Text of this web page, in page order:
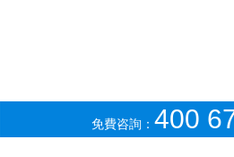
免費咨詢： 400